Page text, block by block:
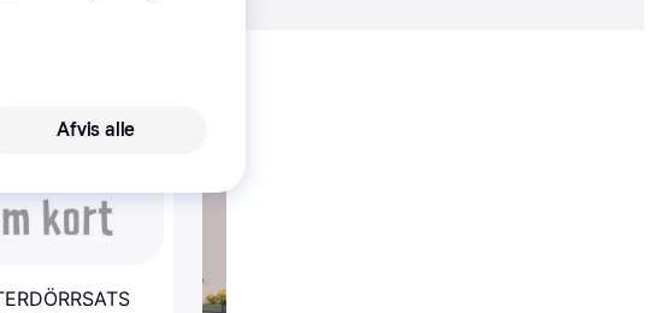
Afvis alle